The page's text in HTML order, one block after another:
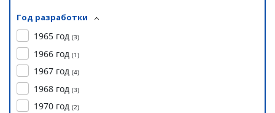
Год разработки
1965 год (3)
1966 год (1)
1967 год (4)
1968 год (3)
1970 год (2)